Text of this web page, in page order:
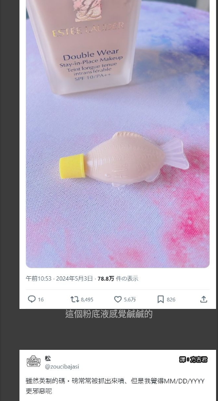
這個粉底液感覺鹹鹹的